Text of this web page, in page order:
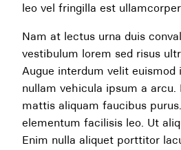
leo vel fringilla est ullamcorper
Nam at lectus urna duis
vestibulum lorem sed risus
Augue interdum velit euismod
nullam vehicula ipsum a arcu.
mattis aliquam faucibus
elementum facilisis leo. Ut
Enim nulla aliquet porttitor